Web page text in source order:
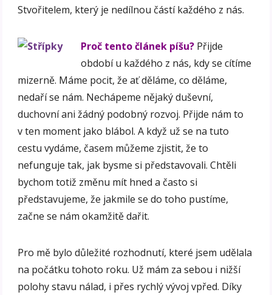
Stvořitelem, který je nedílnou částí každého z nás.
Proč tento článek píšu? Přijde
období u každého z nás, kdy se cítíme
mizerně. Máme pocit, že ať děláme, co děláme,
nedaří se nám. Nechápeme nějaký duševní,
duchovní ani žádný podobný rozvoj. Přijde nám to
v ten moment jako blábol. A když už se na tuto
cestu vydáme, časem můžeme zjistit, že to
nefunguje tak, jak bysme si představovali. Chtěli
bychom totiž změnu mít hned a často si
představujeme, že jakmile se do toho pustíme,
začne se nám okamžitě dařit.
Pro mě bylo důležité rozhodnutí, které jsem udělala
na počátku tohoto roku. Už mám za sebou i nižší
polohy stavu nálad, i přes rychlý vývoj vpřed. Díky